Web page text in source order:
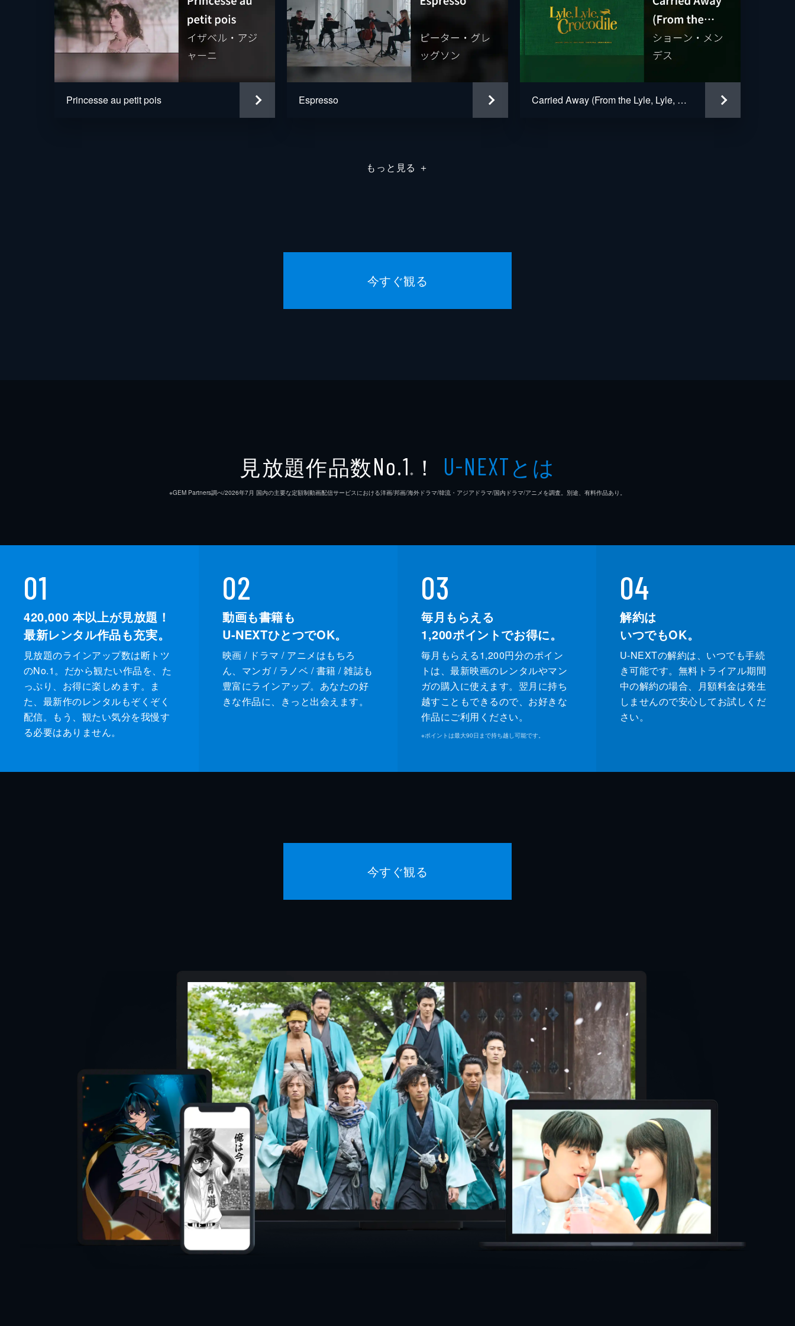
Princesse au petit pois Espresso Carried Away (From the Lyle, Lyle, Crocodile Original Motion Picture Soundtrack / Visualizer)
もっと見る ＋
今すぐ観る
見放題作品数No.1 ※ ！ U-NEXTとは
※GEM Partners調べ/2026年7⽉ 国内の主要な定額制動画配信サービスにおける洋画/邦画/海外ドラマ/韓流・アジアドラマ/国内ドラマ/アニメを調査。別途、有料作品あり。
01
420,000 本以上が見放題！
最新レンタル作品も充実。
見放題のラインアップ数は断トツ
のNo.1。だから観たい作品を、た
っぷり、お得に楽しめます。ま
た、最新作のレンタルもぞくぞく
配信。もう、観たい気分を我慢す
る必要はありません。
02
動画も書籍も
U-NEXTひとつでOK。
映画 / ドラマ / アニメはもちろ
ん、マンガ / ラノベ / 書籍 / 雑誌も
豊富にラインアップ。あなたの好
きな作品に、きっと出会えます。
03
毎月もらえる
1,200ポイントでお得に。
毎月もらえる1,200円分のポイン
トは、最新映画のレンタルやマン
ガの購入に使えます。翌月に持ち
越すこともできるので、お好きな
作品にご利用ください。
※ポイントは最大90日まで持ち越し可能です。
04
解約は
いつでもOK。
U-NEXTの解約は、いつでも手続
き可能です。無料トライアル期間
中の解約の場合、月額料金は発生
しませんので安心してお試しくだ
さい。
今すぐ観る